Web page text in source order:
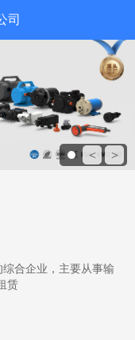
>
<
司
合企业，主要从事输
赁